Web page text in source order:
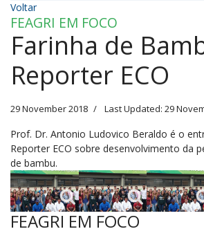
Voltar
FEAGRI EM FOCO
Farinha de
Reporter ECO
29 November 2018 Last Updated: 29
Prof. Dr. Antonio Ludovico Beraldo é o
Reporter ECO sobre desenvolvimento da
de bambu.
FEAGRI EM FOCO